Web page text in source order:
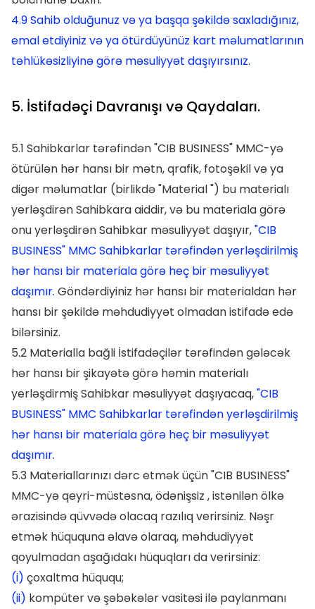
4.9 Sahib olduğunuz və ya başqa şəkildə saxladığınız,
emal etdiyiniz və ya ötürdüyünüz kart məlumatlarının
təhlükəsizliyinə görə məsuliyyət daşıyırsınız.
5. İstifadəçi Davranışı və Qaydaları.
5.1 Sahibkarlar tərəfindən "CIB BUSINESS" MMC-yə
ötürülən hər hansı bir mətn, qrafik, fotoşəkil və ya
digər məlumatlar (birlikdə "Material ") bu materialı
yerləşdirən Sahibkara aiddir, və bu materiala görə
onu yerləşdirən Sahibkar məsuliyyət daşıyır,"CIB
BUSINESS" MMC Sahibkarlar tərəfindən yerləşdirilmiş
hər hansı bir materiala görə heç bir məsuliyyət
daşımır. Göndərdiyiniz hər hansı bir materialdan hər
hansı bir şəkildə məhdudiyyət olmadan istifadə edə
bilərsiniz.
5.2 Materialla bağli İstifadəçilər tərəfindən gələcək
hər hansı bir şikayətə görə həmin materialı
yerləşdirmiş Sahibkar məsuliyyət daşıyacaq,"CIB
BUSINESS" MMC Sahibkarlar tərəfindən yerləşdirilmiş
hər hansı bir materiala görə heç bir məsuliyyət
daşımır.
5.3 Materiallarınızı dərc etmək üçün "CIB BUSINESS"
MMC-yə qeyri-müstəsna, ödənişsiz , istənilən ölkə
ərazisində qüvvədə olacaq razılıq verirsiniz. Nəşr
etmək hüququna əlavə olaraq, məhdudiyyət
qoyulmadan aşağıdakı hüquqları da verirsiniz:
(i) çoxaltma hüququ;
(ii) kompüter və şəbəkələr vasitəsi ilə paylanmanı